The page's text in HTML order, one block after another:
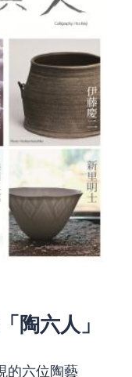
陶六人」
的六位陶藝